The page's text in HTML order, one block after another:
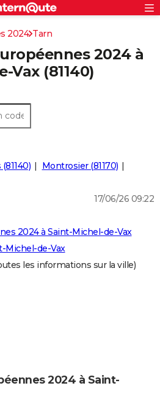
S'inscrire
Connexion
2024 Tarn
2024 à
Vax (81140)
Montrosier (81170)
17/06/26 09:22
2024 à Saint-Michel-de-Vax
Michel-de-Vax
les informations sur la ville)
2024 à Saint-